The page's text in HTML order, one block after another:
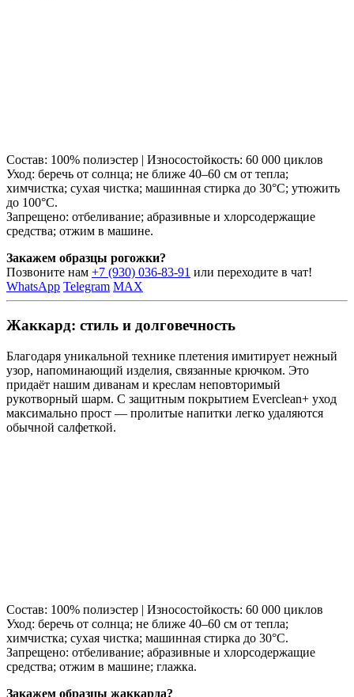
Состав: 100% полиэстер | Износостойкость: 60 000 циклов
Уход: беречь от солнца; не ближе 40–60 см от тепла;
химчистка; сухая чистка; машинная стирка до 30°C; утюжить
до 100°C.
Запрещено: отбеливание; абразивные и хлорсодержащие
средства; отжим в машине.
Закажем образцы рогожки?
Позвоните нам +7 (930) 036-83-91 или переходите в чат!
WhatsApp Telegram MAX
Жаккард: стиль и долговечность
Благодаря уникальной технике плетения имитирует нежный
узор, напоминающий изделия, связанные крючком. Это
придаёт нашим диванам и креслам неповторимый
рукотворный шарм. С защитным покрытием Everclean+ уход
максимально прост — пролитые напитки легко удаляются
обычной салфеткой.
Состав: 100% полиэстер | Износостойкость: 60 000 циклов
Уход: беречь от солнца; не ближе 40–60 см от тепла;
химчистка; сухая чистка; машинная стирка до 30°C.
Запрещено: отбеливание; абразивные и хлорсодержащие
средства; отжим в машине; глажка.
Закажем образцы жаккарда?